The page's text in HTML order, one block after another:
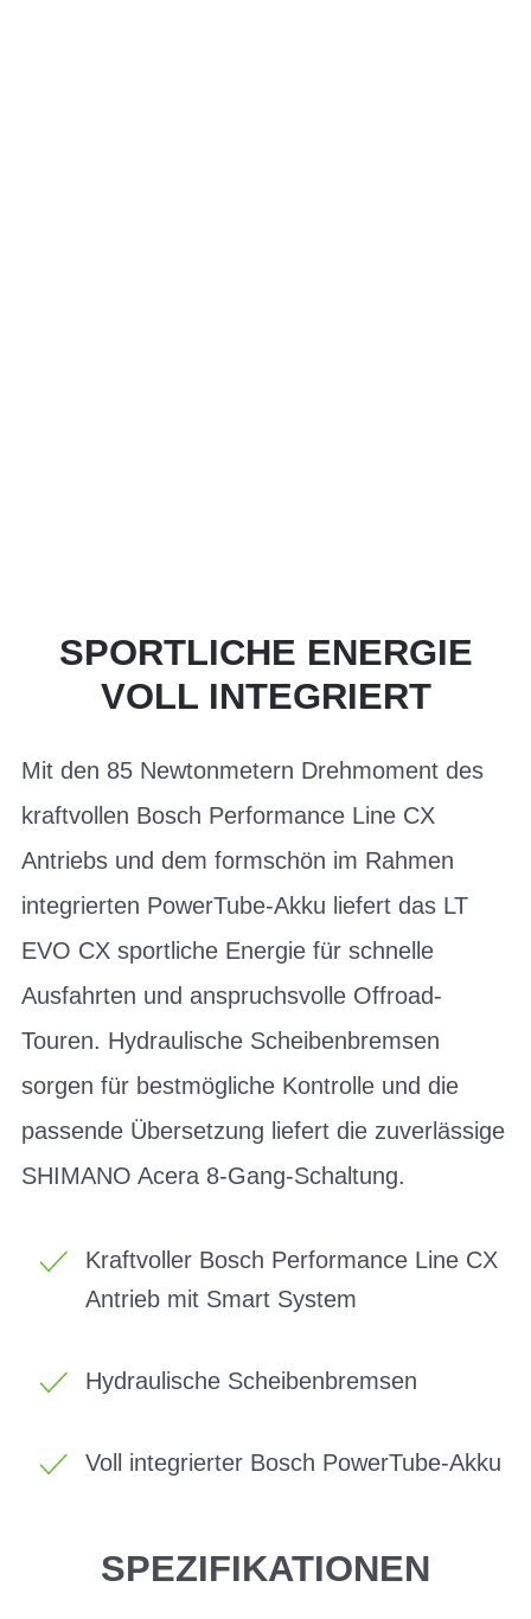
SPORTLICHE ENERGIE
VOLL INTEGRIERT
Mit den 85 Newtonmetern Drehmoment des
kraftvollen Bosch Performance Line CX
Antriebs und dem formschön im Rahmen
integrierten PowerTube-Akku liefert das LT
EVO CX sportliche Energie für schnelle
Ausfahrten und anspruchsvolle Offroad-
Touren. Hydraulische Scheibenbremsen
sorgen für bestmögliche Kontrolle und die
passende Übersetzung liefert die zuverlässige
SHIMANO Acera 8-Gang-Schaltung.
Kraftvoller Bosch Performance Line CX
Antrieb mit Smart System
Hydraulische Scheibenbremsen
Voll integrierter Bosch PowerTube-Akku
SPEZIFIKATIONEN